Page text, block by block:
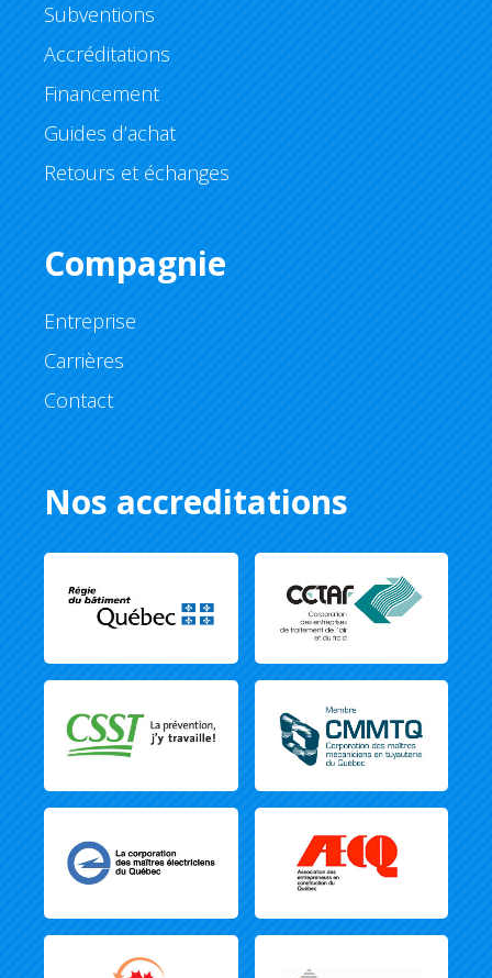
Subventions
Accréditations
Financement
Guides d’achat
Retours et échanges
Compagnie
Entreprise
Carrières
Contact
Nos accreditations